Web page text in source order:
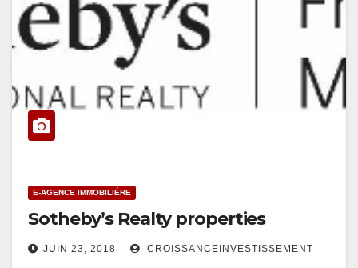
E-AGENCE IMMOBILIÉRE
Sotheby’s Realty properties
JUIN 23, 2018 CROISSANCEINVESTISSEMENT